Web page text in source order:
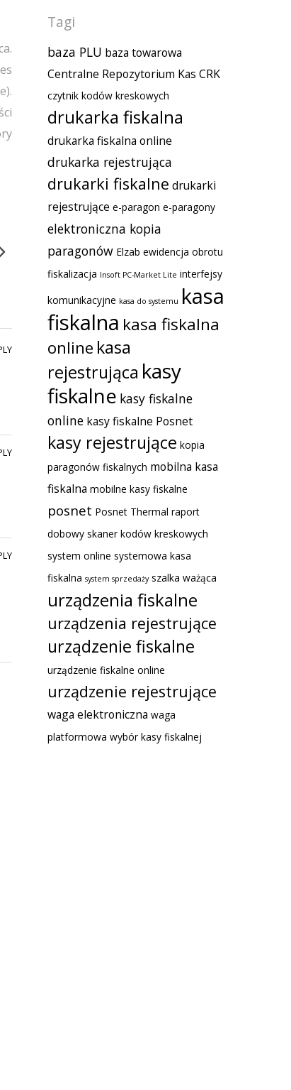
Tagi
baza PLU baza towarowa
Centralne Repozytorium Kas CRK
czytnik kodów kreskowych
drukarka fiskalna
drukarka fiskalna online
drukarka rejestrująca
drukarki fiskalne drukarki
rejestrujące e-paragon e-paragony
elektroniczna kopia
paragonów Elzab ewidencja obrotu
fiskalizacja Insoft PC-Market Lite interfejsy
komunikacyjne kasa do systemu kasa
fiskalna kasa fiskalna
online kasa
rejestrująca kasy
fiskalne kasy fiskalne
online kasy fiskalne Posnet
kasy rejestrujące kopia
paragonów fiskalnych mobilna kasa
fiskalna mobilne kasy fiskalne
posnet Posnet Thermal raport
dobowy skaner kodów kreskowych
system online systemowa kasa
fiskalna system sprzedaży szalka ważąca
urządzenia fiskalne
urządzenia rejestrujące
urządzenie fiskalne
urządzenie fiskalne online
urządzenie rejestrujące
waga elektroniczna waga
platformowa wybór kasy fiskalnej